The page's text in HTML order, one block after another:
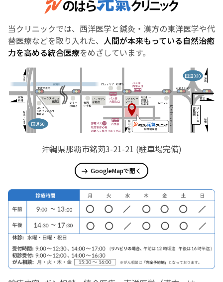
当クリニックでは、西洋医学と鍼灸・漢方の東洋医学や代
替医療などを取り入れた、 人間が本来もっている自然治癒
力を高める統合医療をめざしています。
沖縄県那覇市銘苅3-21-21 (駐車場完備)
GoogleMapで開く